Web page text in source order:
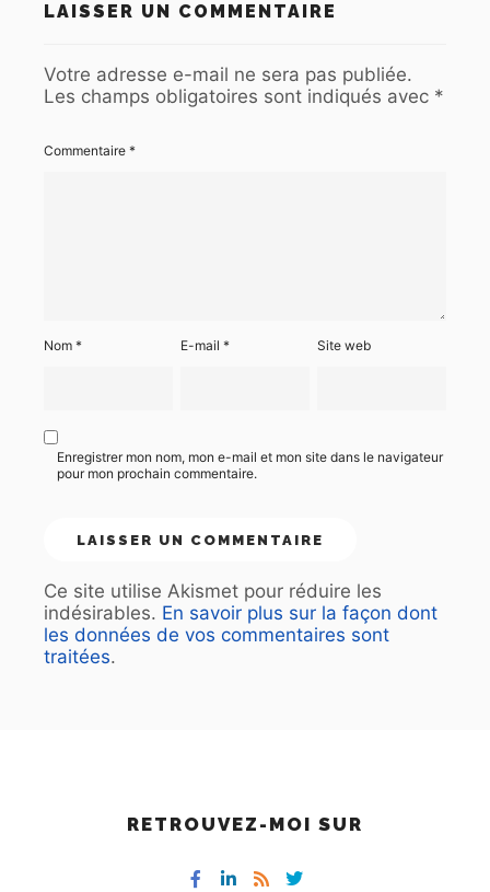
LAISSER UN COMMENTAIRE
Votre adresse e-mail ne sera pas publiée.
Les champs obligatoires sont indiqués avec *
Commentaire *
Nom * E-mail* Site web
Enregistrer mon nom, mon e-mail et mon site dans le navigateur
pour mon prochain commentaire.
Ce site utilise Akismet pour réduire les
indésirables. En savoir plus sur la façon dont
les données de vos commentaires sont
traitées.
RETROUVEZ-MOI SUR